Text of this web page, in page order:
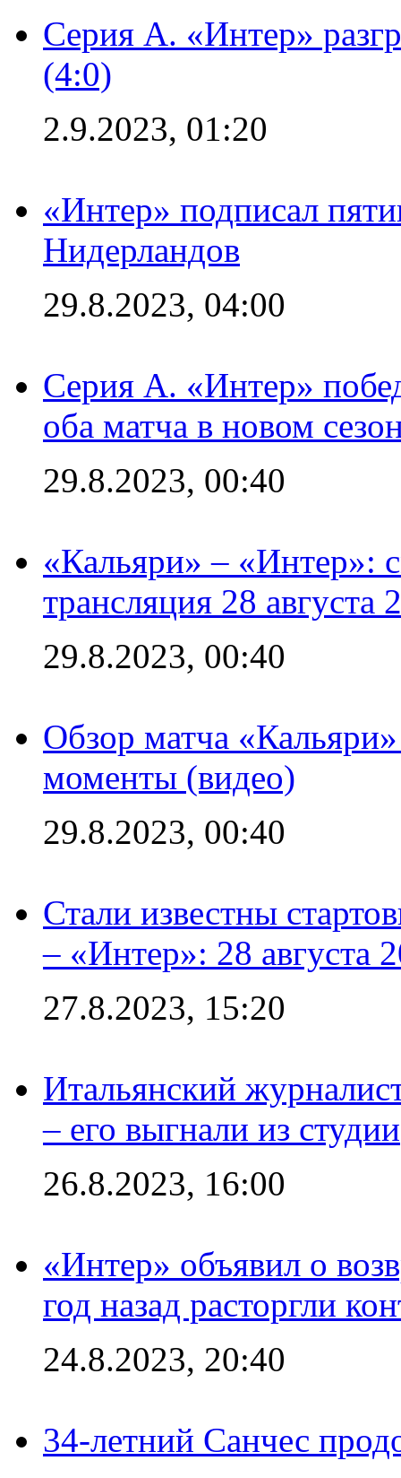
Серия А. «Интер»
(4:0)
2.9.2023, 01:20
«Интер» подписал
Нидерландов
29.8.2023, 04:00
Серия А. «Интер»
оба матча в новом
29.8.2023, 00:40
«Кальяри» – «Интер»:
трансляция 28 августа
29.8.2023, 00:40
Обзор матча
моменты (видео)
29.8.2023, 00:40
Стали известны
– «Интер»: 28 августа
27.8.2023, 15:20
Итальянский
– его выгнали из студии
26.8.2023, 16:00
«Интер» объявил о
год назад расторгли
24.8.2023, 20:40
34-летний Санчес